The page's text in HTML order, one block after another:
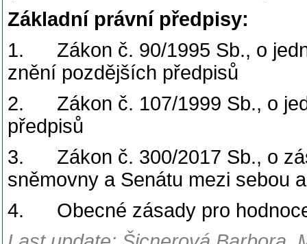
Základní právní předpisy:
1. Zákon č. 90/1995 Sb., o
znění pozdějších předpisů
2. Zákon č. 107/1999 Sb., o
předpisů
3. Zákon č. 300/2017 Sb., o
sněmovny a Senátu mezi sebou
4. Obecné zásady pro